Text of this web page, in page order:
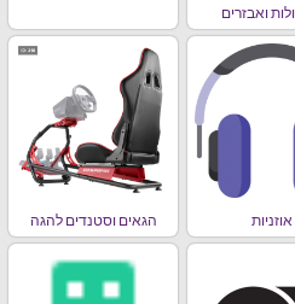
ואבזרים
אוזניות הגאים וסטנדים להגה